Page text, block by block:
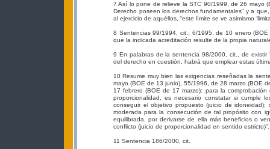
7 Así lo pone de relieve la STC 90/1999, de 26 mayo
Derecho poseen los derechos fundamentales” y a
al ejercicio de aquéllos, “este límite se ve asimismo
8 Sentencias 99/1994, cit.; 6/1995, de 10 enero
que la indicada acreditación resulte de la propia
9 En palabras de la sentencia 98/2000, cit., de existir
del derecho en cuestión, habrá que emplear estas
10 Resume muy bien las exigencias reseñadas la
mayo (BOE de 13 junio), 55/1996, de 28 marzo (BOE
17 febrero (BOE de 17 marzo): para la
proporcionalidad, es necesario constatar si cumple
conseguir el objetivo propuesto (juicio de
moderada para la consecución de tal propósito con
equilibrada, por derivarse de ella más beneficios o
conflicto (juicio de proporcionalidad en sentido estricto)”.
11 Sentencia 186/2000, cit.